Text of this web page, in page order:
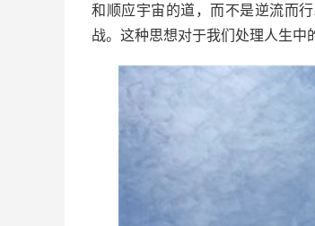
和顺应宇宙的道，而不是逆流而
战。这种思想对于我们处理人生中